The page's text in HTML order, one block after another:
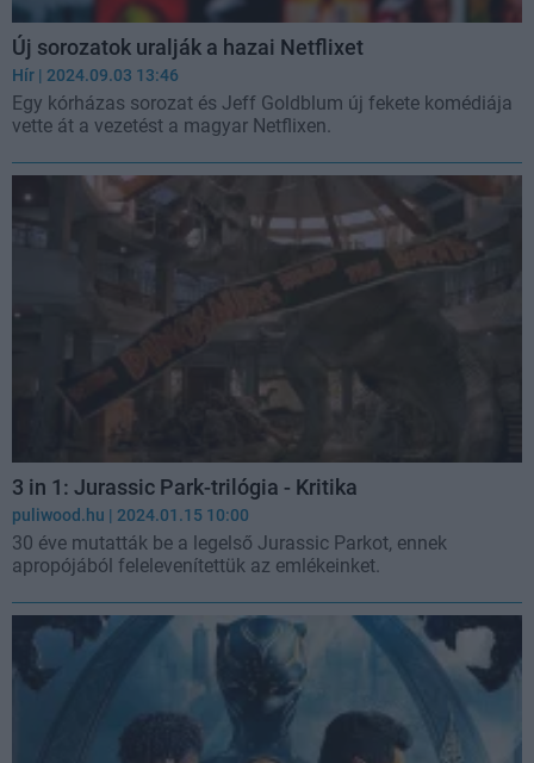
Új sorozatok uralják a hazai Netflixet
Hír | 2024.09.03 13:46
Egy kórházas sorozat és Jeff Goldblum új fekete komédiája
vette át a vezetést a magyar Netflixen.
3 in 1: Jurassic Park-trilógia - Kritika
puliwood.hu | 2024.01.15 10:00
30 éve mutatták be a legelső Jurassic Parkot, ennek
apropójából felelevenítettük az emlékeinket.